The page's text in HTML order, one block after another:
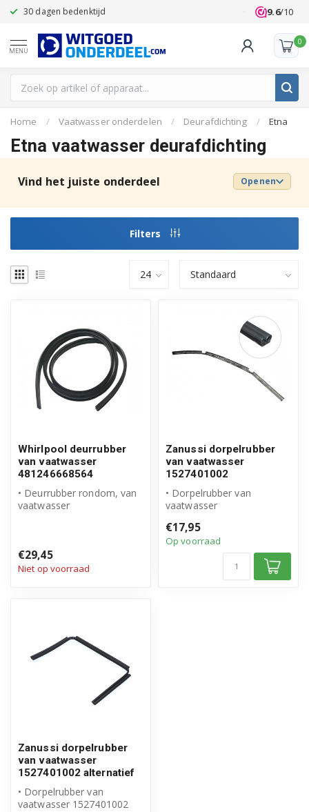
30 dagen bedenktijd Klanten
9.6/10
MENU
0
Home / Vaatwasser onderdelen / Deurafdichting / Etna
Etna vaatwasser deurafdichting
Vind het juiste onderdeel Openen
Filters
Whirlpool deurrubber
van vaatwasser
481246668564
• Deurrubber rondom, van
vaatwasser
€29,45
Niet op voorraad
Zanussi dorpelrubber
van vaatwasser
1527401002
• Dorpelrubber van
vaatwasser
• Artikelnummer: 152...
€17,95
Op voorraad
Zanussi dorpelrubber
van vaatwasser
1527401002 alternatief
• Dorpelrubber van
vaatwasser 1527401002